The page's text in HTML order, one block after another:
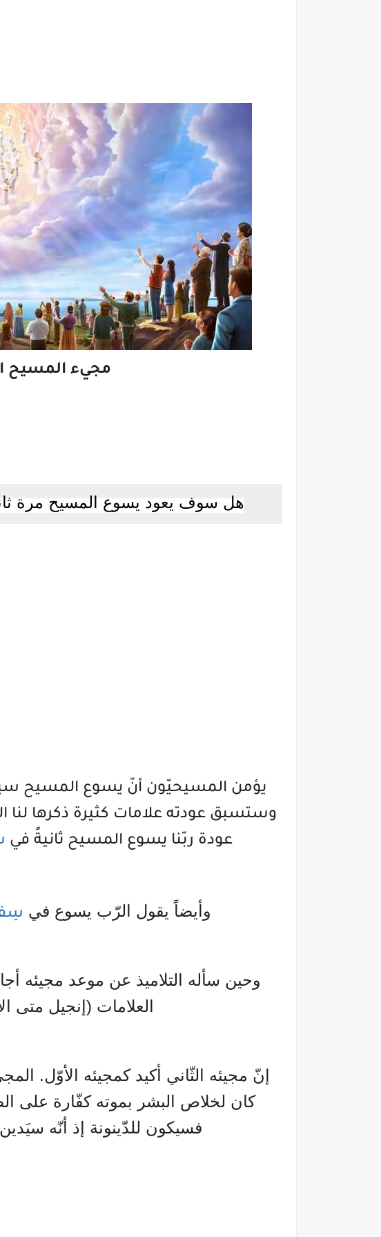
مجيء المسيح
هل سوف يعود يسوع المسيح مرة
يؤمن المسيحيّون أنّ يسوع المسيح
وستسبق عودته علامات كثيرة ذكرها لنا
عودة ربّنا يسوع المسيح ثانيةً في
وأيضاً يقول الرّب يسوع في سِفر
وحين سأله التلاميذ عن موعد مجيئه
العلامات (إنجيل متى
إنّ مجيئه الثّاني أكيد كمجيئه الأوّل.
كان لخلاص البشر بموته كفّارة على
فسيكون للدّينونة إذ أنّه